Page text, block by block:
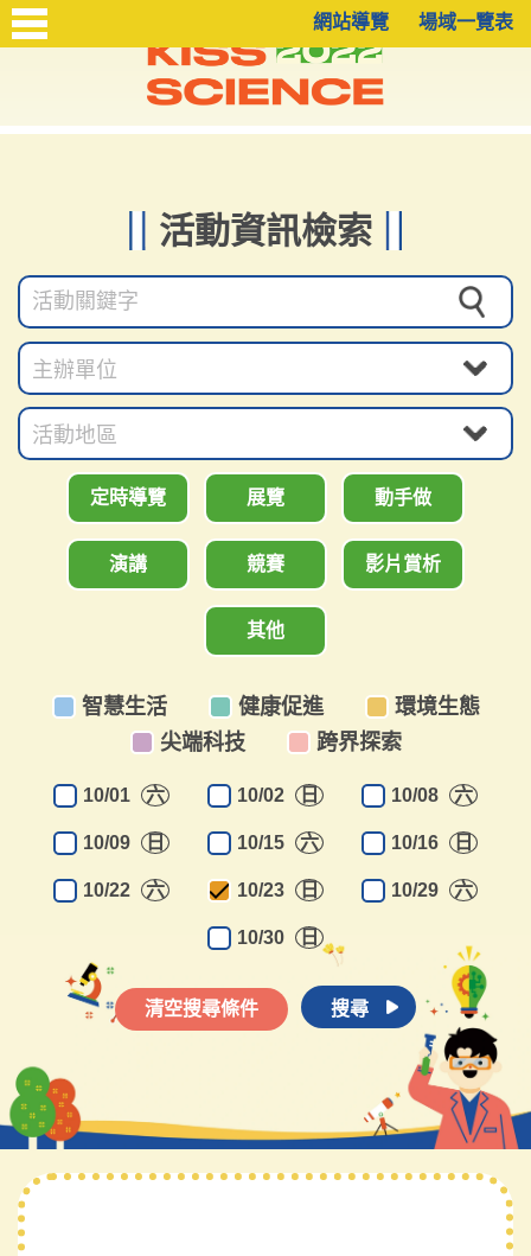
網站導覽 場域一覽表
活動資訊檢索
定時導覽 展覽 動手做
演講 競賽 影片賞析
其他
智慧生活 健康促進
環境生態
尖端科技
跨界探索
10/01 六 10/02 日 10/08 六
10/09 日 10/15 六 10/16 日
10/22 六 10/23 日 10/29 六
10/30 日
清空搜尋條件